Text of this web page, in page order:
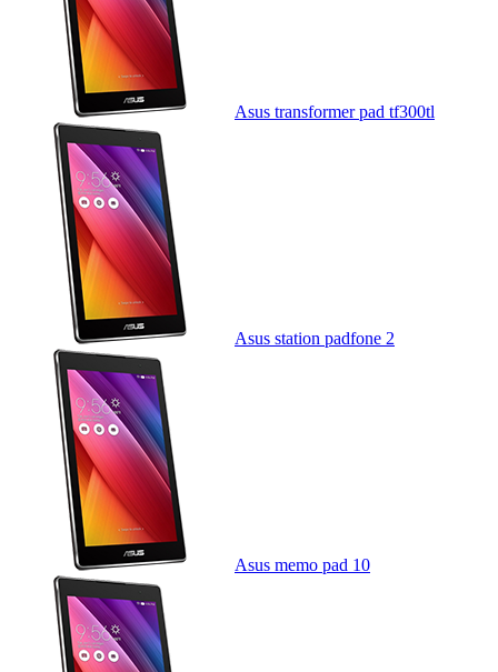
Asus transformer pad tf300tl
Asus station padfone 2
Asus memo pad 10